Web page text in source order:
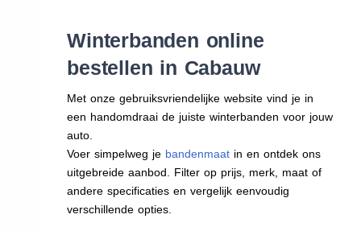
Winterbanden online
bestellen in Cabauw
Met onze gebruiksvriendelijke website vind je in
een handomdraai de juiste winterbanden voor jouw
auto.
Voer simpelweg je bandenmaat in en ontdek ons
uitgebreide aanbod. Filter op prijs, merk, maat of
andere specificaties en vergelijk eenvoudig
verschillende opties.